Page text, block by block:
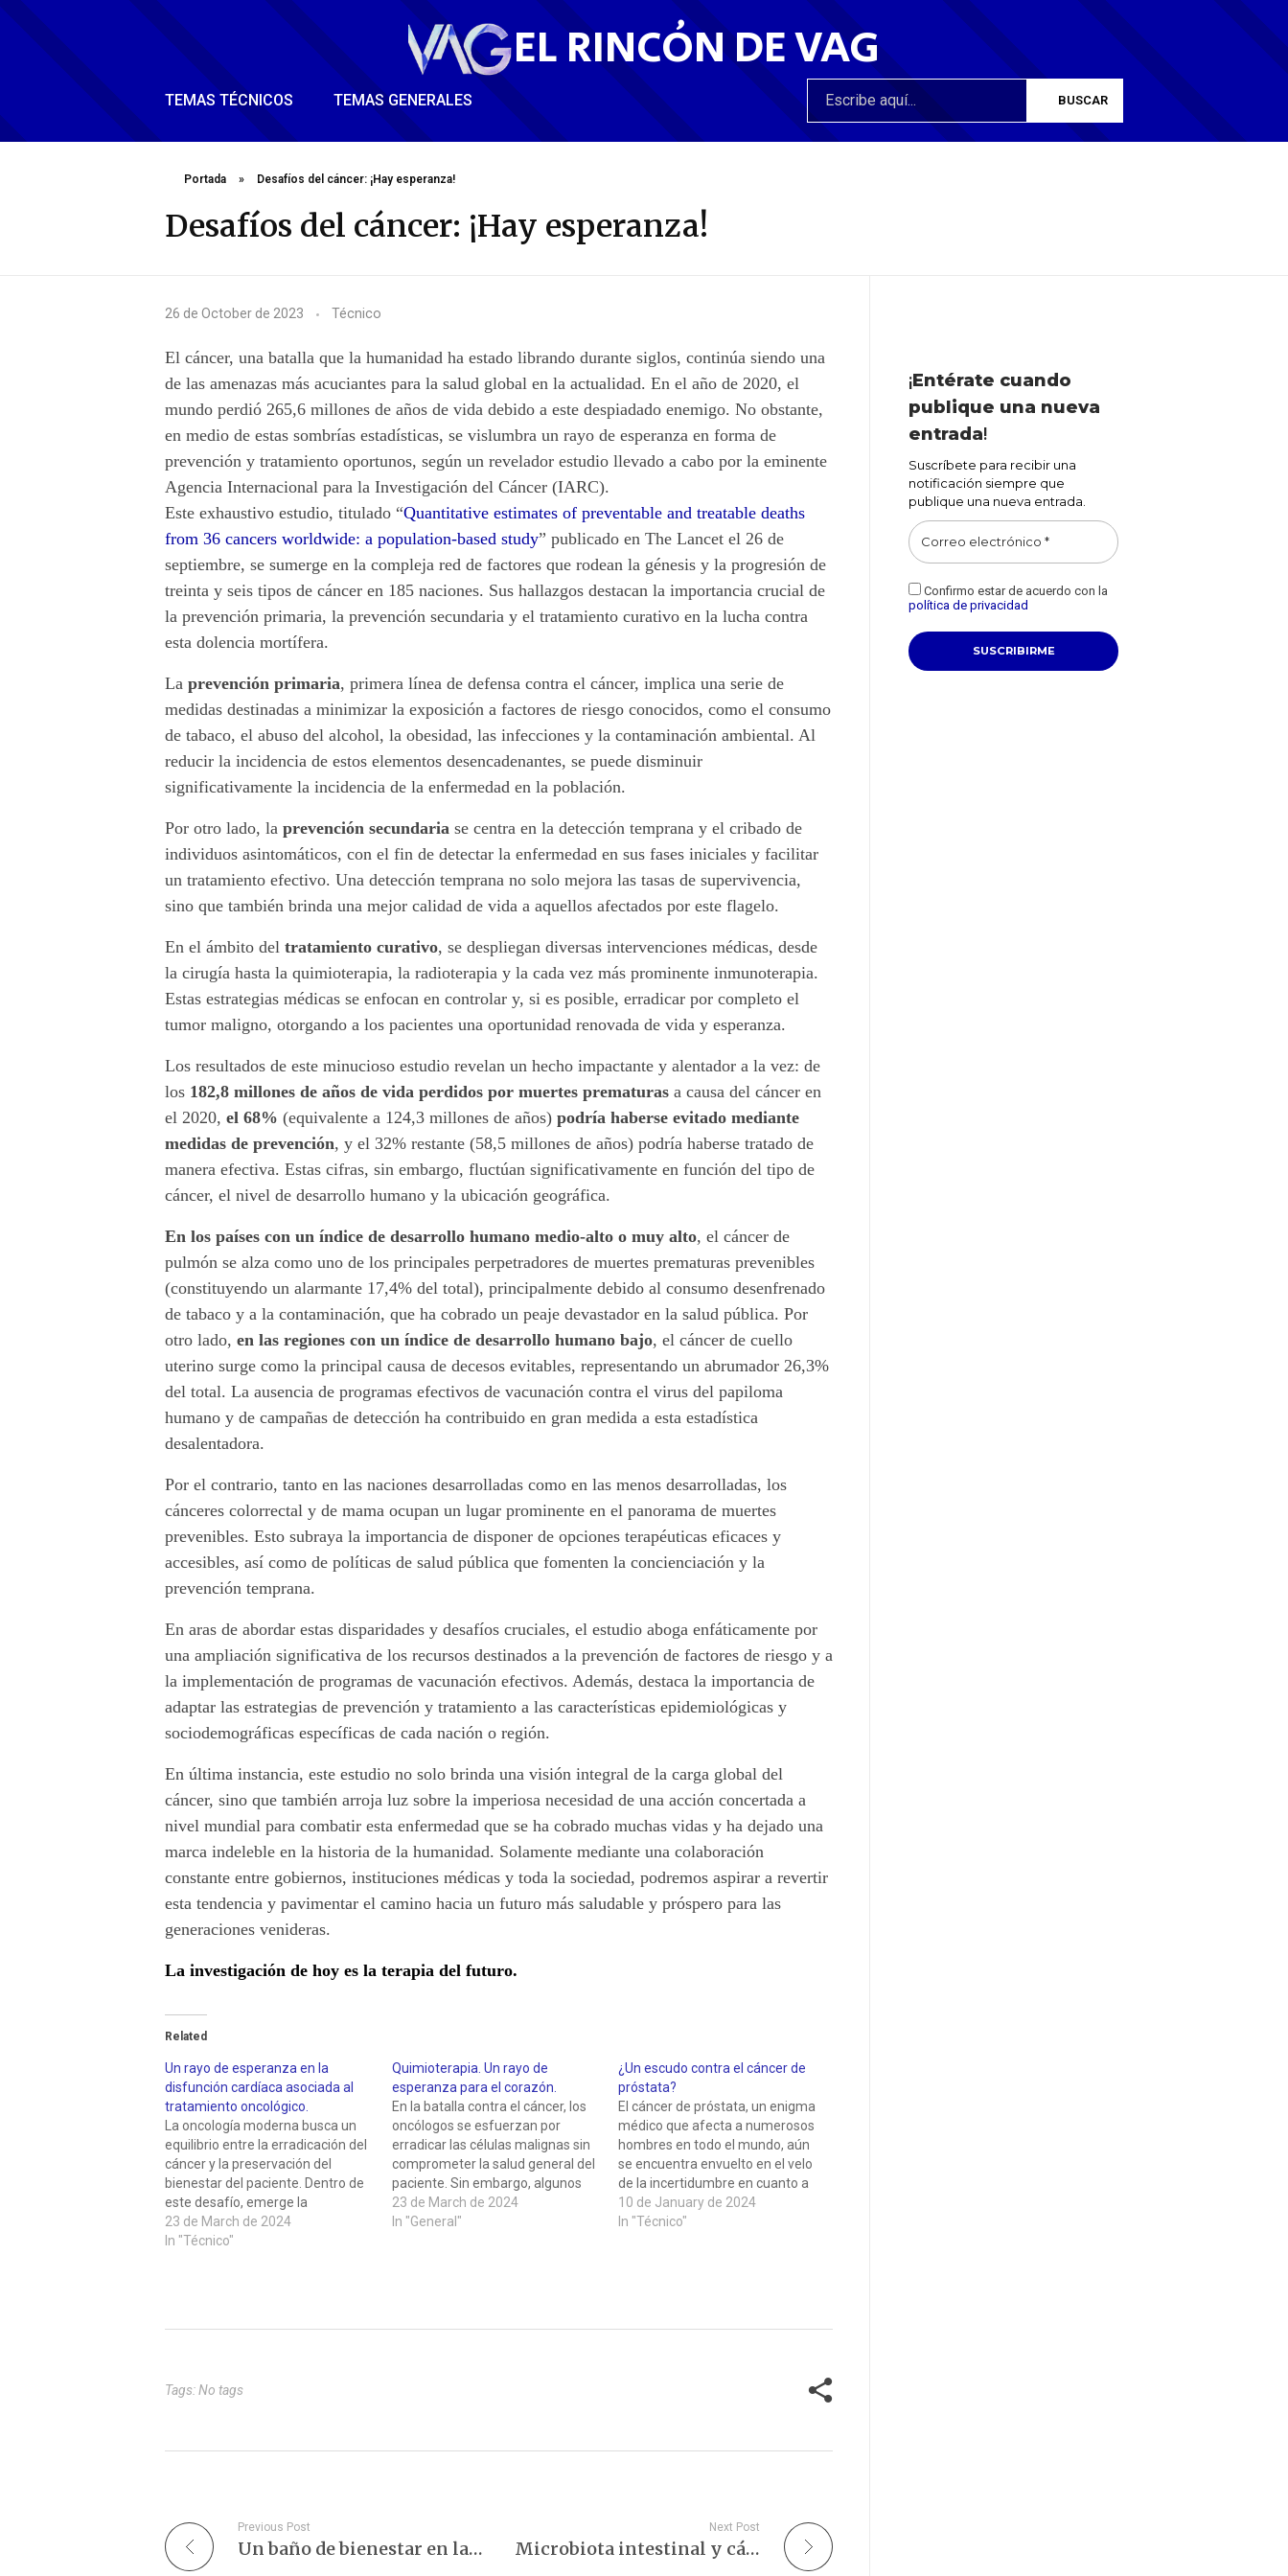
EL RINCÓN DE VAG
TEMAS TÉCNICOS TEMAS GENERALES
Portada » Desafíos del cáncer: ¡Hay esperanza!
Desafíos del cáncer: ¡Hay esperanza!
D
e
s
a
f
í
o
s
d
l
c
á
n
c
e
r
:
¡
H
a
y
e
s
p
e
r
a
n
z
a
!
26 de October de 2023 Técnico
El cáncer, una batalla que la humanidad ha estado librando durante siglos, continúa siendo una
de las amenazas más acuciantes para la salud global en la actualidad. En el año de 2020, el
mundo perdió 265,6 millones de años de vida debido a este despiadado enemigo. No obstante,
en medio de estas sombrías estadísticas, se vislumbra un rayo de esperanza en forma de
prevención y tratamiento oportunos, según un revelador estudio llevado a cabo por la eminente
Agencia Internacional para la Investigación del Cáncer (IARC).
Este exhaustivo estudio, titulado “Quantitative estimates of preventable and treatable deaths
from 36 cancers worldwide: a population-based study” publicado en The Lancet el 26 de
septiembre, se sumerge en la compleja red de factores que rodean la génesis y la progresión de
treinta y seis tipos de cáncer en 185 naciones. Sus hallazgos destacan la importancia crucial de
la prevención primaria, la prevención secundaria y el tratamiento curativo en la lucha contra
esta dolencia mortífera.
La prevención primaria, primera línea de defensa contra el cáncer, implica una serie de
medidas destinadas a minimizar la exposición a factores de riesgo conocidos, como el consumo
de tabaco, el abuso del alcohol, la obesidad, las infecciones y la contaminación ambiental. Al
reducir la incidencia de estos elementos desencadenantes, se puede disminuir
significativamente la incidencia de la enfermedad en la población.
Por otro lado, la prevención secundaria se centra en la detección temprana y el cribado de
individuos asintomáticos, con el fin de detectar la enfermedad en sus fases iniciales y facilitar
un tratamiento efectivo. Una detección temprana no solo mejora las tasas de supervivencia,
sino que también brinda una mejor calidad de vida a aquellos afectados por este flagelo.
En el ámbito del tratamiento curativo, se despliegan diversas intervenciones médicas, desde
la cirugía hasta la quimioterapia, la radioterapia y la cada vez más prominente inmunoterapia.
Estas estrategias médicas se enfocan en controlar y, si es posible, erradicar por completo el
tumor maligno, otorgando a los pacientes una oportunidad renovada de vida y esperanza.
Los resultados de este minucioso estudio revelan un hecho impactante y alentador a la vez: de
los 182,8 millones de años de vida perdidos por muertes prematuras a causa del cáncer en
el 2020, el 68% (equivalente a 124,3 millones de años) podría haberse evitado mediante
medidas de prevención, y el 32% restante (58,5 millones de años) podría haberse tratado de
manera efectiva. Estas cifras, sin embargo, fluctúan significativamente en función del tipo de
cáncer, el nivel de desarrollo humano y la ubicación geográfica.
En los países con un índice de desarrollo humano medio-alto o muy alto, el cáncer de
pulmón se alza como uno de los principales perpetradores de muertes prematuras prevenibles
(constituyendo un alarmante 17,4% del total), principalmente debido al consumo desenfrenado
de tabaco y a la contaminación, que ha cobrado un peaje devastador en la salud pública. Por
otro lado, en las regiones con un índice de desarrollo humano bajo, el cáncer de cuello
uterino surge como la principal causa de decesos evitables, representando un abrumador 26,3%
del total. La ausencia de programas efectivos de vacunación contra el virus del papiloma
humano y de campañas de detección ha contribuido en gran medida a esta estadística
desalentadora.
Por el contrario, tanto en las naciones desarrolladas como en las menos desarrolladas, los
cánceres colorrectal y de mama ocupan un lugar prominente en el panorama de muertes
prevenibles. Esto subraya la importancia de disponer de opciones terapéuticas eficaces y
accesibles, así como de políticas de salud pública que fomenten la concienciación y la
prevención temprana.
En aras de abordar estas disparidades y desafíos cruciales, el estudio aboga enfáticamente por
una ampliación significativa de los recursos destinados a la prevención de factores de riesgo y a
la implementación de programas de vacunación efectivos. Además, destaca la importancia de
adaptar las estrategias de prevención y tratamiento a las características epidemiológicas y
sociodemográficas específicas de cada nación o región.
En última instancia, este estudio no solo brinda una visión integral de la carga global del
cáncer, sino que también arroja luz sobre la imperiosa necesidad de una acción concertada a
nivel mundial para combatir esta enfermedad que se ha cobrado muchas vidas y ha dejado una
marca indeleble en la historia de la humanidad. Solamente mediante una colaboración
constante entre gobiernos, instituciones médicas y toda la sociedad, podremos aspirar a revertir
esta tendencia y pavimentar el camino hacia un futuro más saludable y próspero para las
generaciones venideras.
La investigación de hoy es la terapia del futuro.
Related
Un rayo de esperanza en la
disfunción cardíaca asociada al
tratamiento oncológico.
La oncología moderna busca un
equilibrio entre la erradicación del
cáncer y la preservación del
bienestar del paciente. Dentro de
este desafío, emerge la
disfunción cardíaca inducida por
terapias oncológicas (CTRCD), un
23 de March de 2024
In "Técnico"
Quimioterapia. Un rayo de
esperanza para el corazón.
En la batalla contra el cáncer, los
oncólogos se esfuerzan por
erradicar las células malignas sin
comprometer la salud general del
paciente. Sin embargo, algunos
tratamientos oncológicos pueden
tener efectos secundarios
23 de March de 2024
In "General"
¿Un escudo contra el cáncer de
próstata?
El cáncer de próstata, un enigma
médico que afecta a numerosos
hombres en todo el mundo, aún
se encuentra envuelto en el velo
de la incertidumbre en cuanto a
sus causas. La genética, la dieta y
el estilo de vida han emergido
10 de January de 2024
In "Técnico"
Tags: No tags
Previous Post
Un baño de bienestar en la naturaleza.
Next Post
Microbiota intestinal y cáncer: una relación compleja y sorprendente.
¡Entérate cuando
publique una nueva
entrada!
Suscríbete para recibir una
notificación siempre que
publique una nueva entrada.
Confirmo estar de acuerdo con la
política de privacidad